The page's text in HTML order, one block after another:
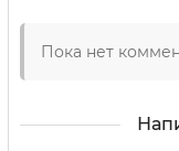
Пока нет